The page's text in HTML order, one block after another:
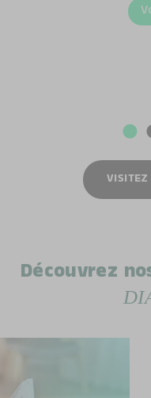
VISITEZ
Découvrez